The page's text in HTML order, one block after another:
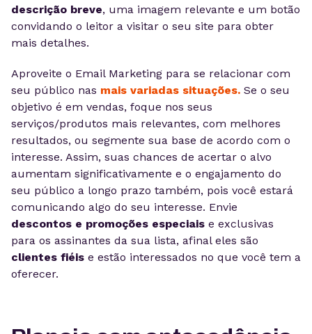
descrição breve, uma imagem relevante e um botão
convidando o leitor a visitar o seu site para obter
mais detalhes.
Aproveite o Email Marketing para se relacionar com
seu público nas mais variadas situações. Se o seu
objetivo é em vendas, foque nos seus
serviços/produtos mais relevantes, com melhores
resultados, ou segmente sua base de acordo com o
interesse. Assim, suas chances de acertar o alvo
aumentam significativamente e o engajamento do
seu público a longo prazo também, pois você estará
comunicando algo do seu interesse. Envie
descontos e promoções especiais e exclusivas
para os assinantes da sua lista, afinal eles são
clientes fiéis e estão interessados no que você tem a
oferecer.